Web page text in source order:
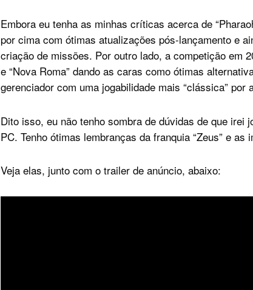
Embora eu tenha as minhas críticas acerca de
por cima com ótimas atualizações pós-lançamento e
criação de missões. Por outro lado, a competição em
e “Nova Roma” dando as caras como ótimas
gerenciador com uma jogabilidade mais “clássica” por
Dito isso, eu não tenho sombra de dúvidas de que irei
PC. Tenho ótimas lembranças da franquia “Zeus” e
Veja elas, junto com o trailer de anúncio, abaixo: